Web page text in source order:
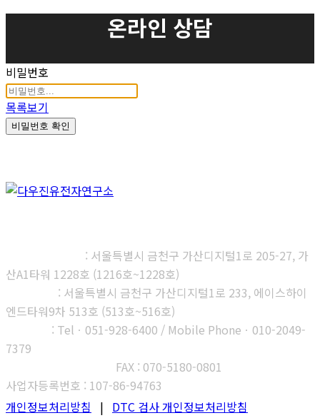
온라인 상담
비밀번호
목록보기
비밀번호 확인
: 서울특별시 금천구 가산디지털1로 205-27, 가
산A1타워 1228호 (1216호~1228호)
: 서울특별시 금천구 가산디지털1로 233, 에이스하이
엔드타워9차 513호 (513호~516호)
: Telㆍ051-928-6400 / Mobile Phoneㆍ010-2049-
7379
FAX : 070-5180-0801
사업자등록번호 : 107-86-94763
개인정보처리방침 | DTC 검사 개인정보처리방침